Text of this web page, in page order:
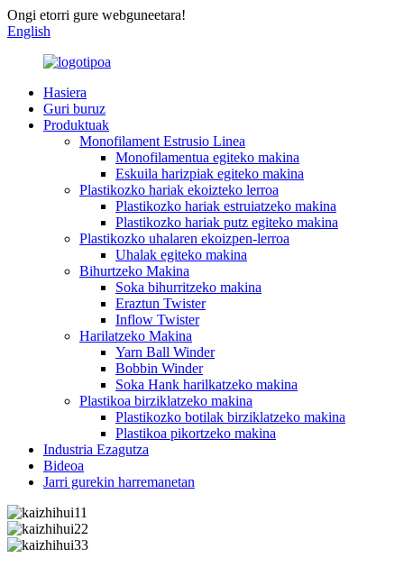
Ongi etorri gure webguneetara!
English
Hasiera
Guri buruz
Produktuak
Monofilament Estrusio Linea
Monofilamentua egiteko makina
Eskuila harizpiak egiteko makina
Plastikozko hariak ekoizteko lerroa
Plastikozko hariak estruiatzeko makina
Plastikozko hariak putz egiteko makina
Plastikozko uhalaren ekoizpen-lerroa
Uhalak egiteko makina
Bihurtzeko Makina
Soka bihurritzeko makina
Eraztun Twister
Inflow Twister
Harilatzeko Makina
Yarn Ball Winder
Bobbin Winder
Soka Hank harilkatzeko makina
Plastikoa birziklatzeko makina
Plastikozko botilak birziklatzeko makina
Plastikoa pikortzeko makina
Industria Ezagutza
Bideoa
Jarri gurekin harremanetan